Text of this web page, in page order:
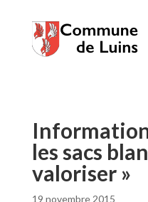
les sacs
valoriser »
19 novembre 2015